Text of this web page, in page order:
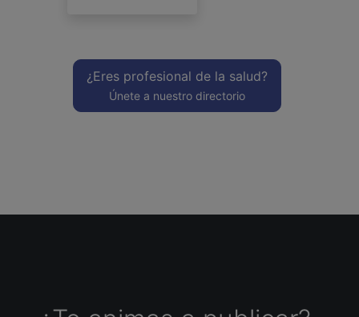
¿Eres profesional de la salud?
Únete a nuestro directorio